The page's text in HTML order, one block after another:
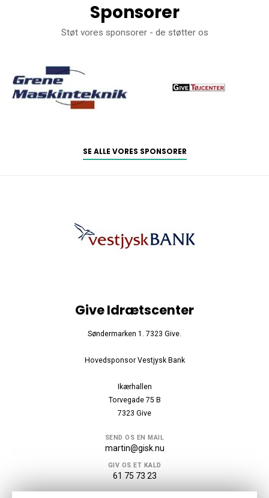
Sponsorer
Støt vores sponsorer - de støtter os
SE ALLE VORES SPONSORER
Give Idrætscenter
Søndermarken 1. 7323 Give.
Hovedsponsor Vestjysk Bank
Ikærhallen
Torvegade 75 B
7323 Give
SEND OS EN MAIL
martin@gisk.nu
GIV OS ET KALD
61 75 73 23